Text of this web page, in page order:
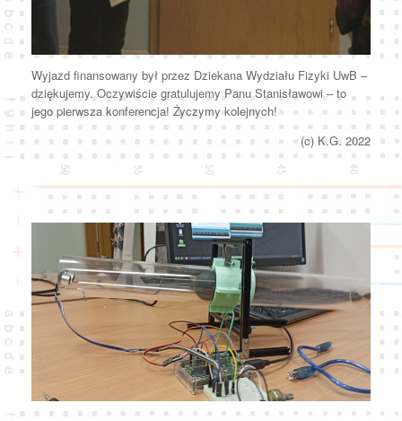
Wyjazd finansowany był przez Dziekana Wydziału Fizyki UwB –
dziękujemy. Oczywiście gratulujemy Panu Stanisławowi – to
jego pierwsza konferencja! Życzymy kolejnych!
(c) K.G. 2022